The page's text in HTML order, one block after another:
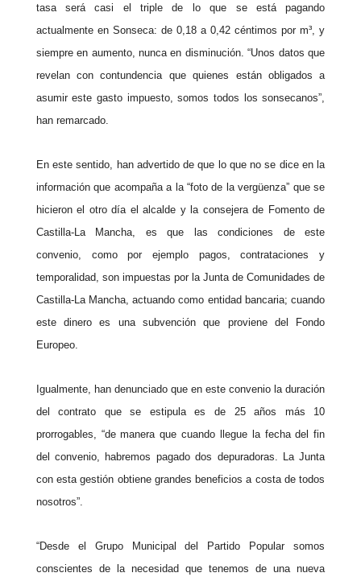
tasa será casi el triple de lo que se está pagando
actualmente en Sonseca: de 0,18 a 0,42 céntimos por m³, y
siempre en aumento, nunca en disminución. “Unos datos que
revelan con contundencia que quienes están obligados a
asumir este gasto impuesto, somos todos los sonsecanos”,
han remarcado.
En este sentido, han advertido de que lo que no se dice en la
información que acompaña a la “foto de la vergüenza” que se
hicieron el otro día el alcalde y la consejera de Fomento de
Castilla-La Mancha, es que las condiciones de este
convenio, como por ejemplo pagos, contrataciones y
temporalidad, son impuestas por la Junta de Comunidades de
Castilla-La Mancha, actuando como entidad bancaria; cuando
este dinero es una subvención que proviene del Fondo
Europeo.
Igualmente, han denunciado que en este convenio la duración
del contrato que se estipula es de 25 años más 10
prorrogables, “de manera que cuando llegue la fecha del fin
del convenio, habremos pagado dos depuradoras. La Junta
con esta gestión obtiene grandes beneficios a costa de todos
nosotros”.
“Desde el Grupo Municipal del Partido Popular somos
conscientes de la necesidad que tenemos de una nueva